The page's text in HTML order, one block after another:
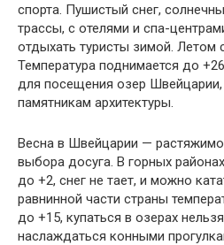
спорта. Пушистый снег,
трассы, с отелями и спа-
отдыхать туристы зимой. Летом
Температура поднимается до
для посещения озер Швейцарии,
памятникам архитектуры.
Весна в Швейцарии —
выбора досуга. В горных
до +2, снег не тает, и можно
равнинной части страны
до +15, купаться в озерах
наслаждаться конными